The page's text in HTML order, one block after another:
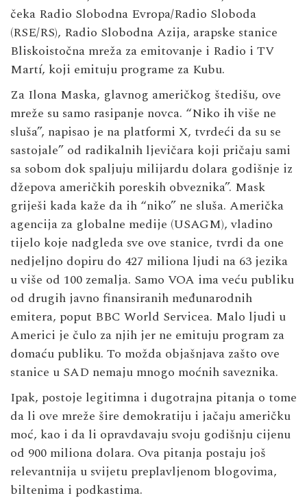
čeka Radio Slobodna Evropa/Radio Sloboda
(RSE/RS), Radio Slobodna Azija, arapske stanice
Bliskoistočna mreža za emitovanje i Radio i TV
Martí, koji emituju programe za Kubu.
Za Ilona Maska, glavnog američkog štedišu, ove
mreže su samo rasipanje novca. “Niko ih više ne
sluša”, napisao je na platformi X, tvrdeći da su se
sastojale” od radikalnih ljevičara koji pričaju sami
sa sobom dok spaljuju milijardu dolara godišnje iz
džepova američkih poreskih obveznika”. Mask
griješi kada kaže da ih “niko” ne sluša. Američka
agencija za globalne medije (USAGM), vladino
tijelo koje nadgleda sve ove stanice, tvrdi da one
nedjeljno dopiru do 427 miliona ljudi na 63 jezika
u više od 100 zemalja. Samo VOA ima veću publiku
od drugih javno finansiranih međunarodnih
emitera, poput BBC World Servicea. Malo ljudi u
Americi je čulo za njih jer ne emituju program za
domaću publiku. To možda objašnjava zašto ove
stanice u SAD nemaju mnogo moćnih saveznika.
Ipak, postoje legitimna i dugotrajna pitanja o tome
da li ove mreže šire demokratiju i jačaju američku
moć, kao i da li opravdavaju svoju godišnju cijenu
od 900 miliona dolara. Ova pitanja postaju još
relevantnija u svijetu preplavljenom blogovima,
biltenima i podkastima.